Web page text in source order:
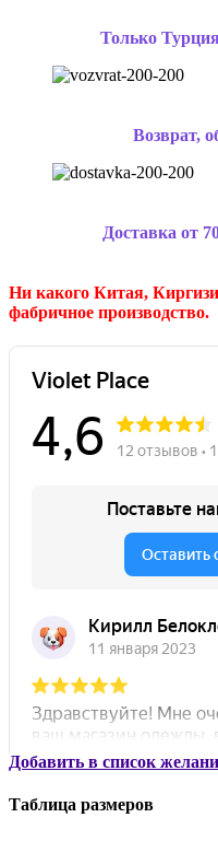
Только
Возврат,
Доставка от
Ни какого Китая,
фабричное производство.
Добавить в список
Таблица размеров